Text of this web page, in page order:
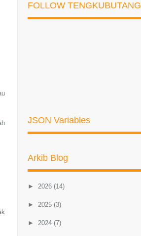
FOLLOW TENGKUBUTANG
JSON Variables
Arkib Blog
► 2026 (14)
► 2025 (3)
► 2024 (7)